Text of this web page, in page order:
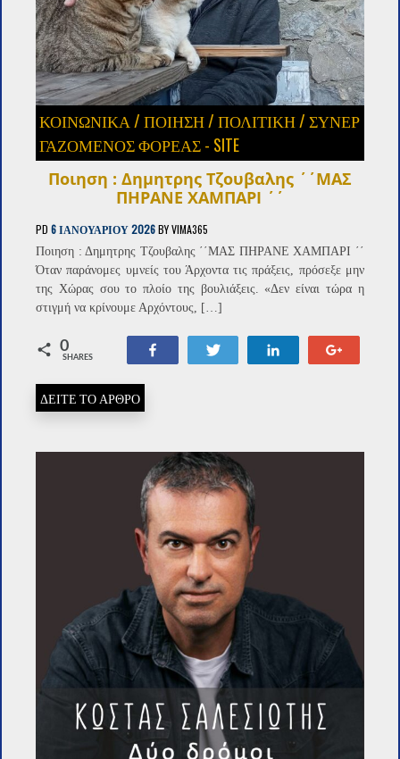
ΚΟΙΝΩΝΙΚΑ/ΠΟΊΗΣΗ/ΠΟΛΙΤΙΚΗ/ΣΥΝΕΡ
ΓΑΖΌΜΕΝΟΣ ΦΟΡΈΑΣ - SITE
Ποιηση : Δημητρης Τζουβαλης ΄΄ΜΑΣ
ΠΗΡΑΝΕ ΧΑΜΠΑΡΙ ΄΄
PD6 ΙΑΝΟΥΑΡΊΟΥ 2026BYVIMA365
Ποιηση : Δημητρης Τζουβαλης ΄΄ΜΑΣ ΠΗΡΑΝΕ ΧΑΜΠΑΡΙ ΄΄
Όταν παράνομες υμνείς του Άρχοντα τις πράξεις, πρόσεξε μην
της Χώρας σου το πλοίο της βουλιάξεις. «Δεν είναι τώρα η
στιγμή να κρίνουμε Αρχόντους, […]
0
SHARES
ΔΕΙΤΕ ΤΟ ΑΡΘΡΟ